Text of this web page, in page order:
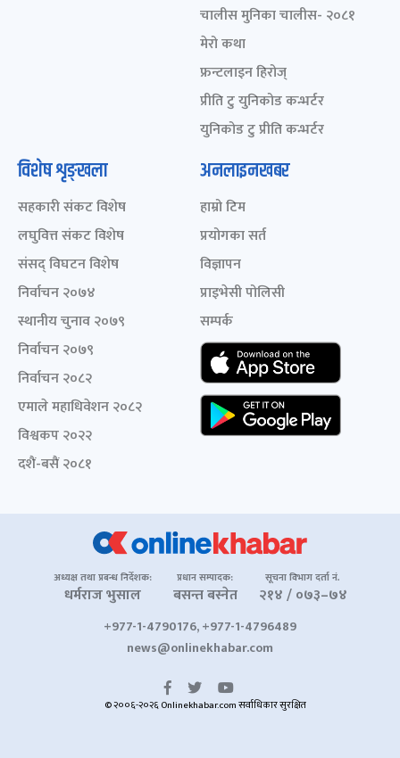
चालीस मुनिका चालीस- २०८१
मेरो कथा
फ्रन्टलाइन हिरोज्
प्रीति टु युनिकोड कन्भर्टर
युनिकोड टु प्रीति कन्भर्टर
विशेष शृङ्खला
सहकारी संकट विशेष
लघुवित्त संकट विशेष
संसद् विघटन विशेष
निर्वाचन २०७४
स्थानीय चुनाव २०७९
निर्वाचन २०७९
निर्वाचन २०८२
एमाले महाधिवेशन २०८२
विश्वकप २०२२
दशैं-बसैं २०८१
अनलाइनखबर
हाम्रो टिम
प्रयोगका सर्त
विज्ञापन
प्राइभेसी पोलिसी
सम्पर्क
अध्यक्ष तथा प्रबन्ध निर्देशक:
धर्मराज भुसाल
प्रधान सम्पादक:
बसन्त बस्नेत
सूचना विभाग दर्ता नं.
२१४ / ०७३–७४
+977-1-4790176, +977-1-4796489
news@onlinekhabar.com
© २००६-२०२६ Onlinekhabar.com सर्वाधिकार सुरक्षित